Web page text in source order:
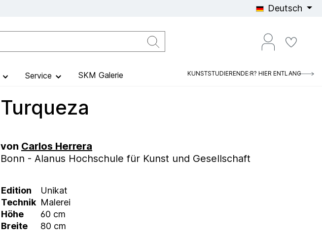
Deutsch
Service SKM Galerie KUNSTSTUDIERENDE:R? HIER ENTLANG
Turqueza
von Carlos Herrera
Bonn - Alanus Hochschule für Kunst und Gesellschaft
Edition
Unikat
Technik Malerei
Höhe
60 cm
Breite
80 cm